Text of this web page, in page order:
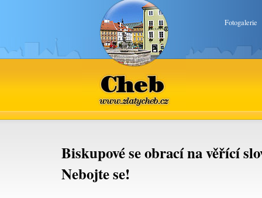
Fotogalerie
Cheb
www.zlatycheb.cz
Biskupové se obrací na věřící
Nebojte se!